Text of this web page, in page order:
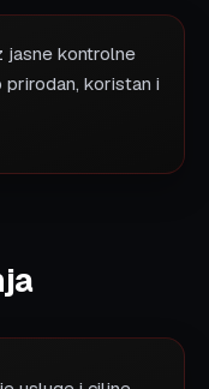
jasne kontrolne
koristan i